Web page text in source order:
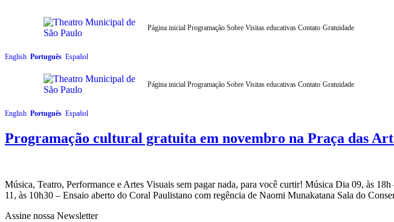
Página inicial Programação Sobre Visitas educativas Contato Gratuidade
English Português Español
Página inicial Programação Sobre Visitas educativas Contato Gratuidade
English Português Español
Programação cultural gratuita em novembro na Praça das
Música, Teatro, Performance e Artes Visuais sem pagar nada, para você curtir! Música Dia 09, às
11, às 10h30 – Ensaio aberto do Coral Paulistano com regência de Naomi Munakatana Sala do
Assine nossa Newsletter